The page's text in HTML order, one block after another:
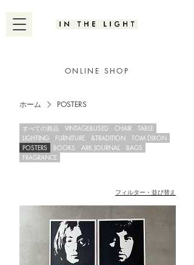
ONLINE SHOP
ホーム POSTERS
すべての商品 VINTAGE&USED CHAIR
TABLE
LIGHTING
FURNITURE &TRADITION
TOM DIXON
POSTERS
BOOKS ARK JOURNAL
BAGS
FRAGRANCE
フィルター・並び替え